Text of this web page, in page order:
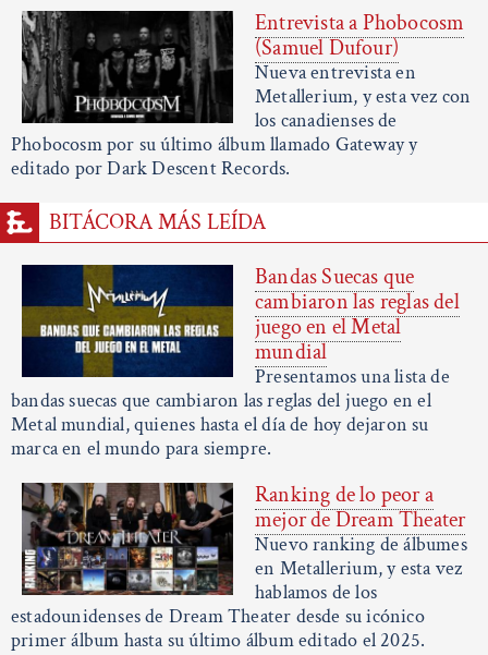
Entrevista a Phobocosm
(Samuel Dufour)
Nueva entrevista en
Metallerium, y esta vez con
los canadienses de
Phobocosm por su último álbum llamado Gateway y
editado por Dark Descent Records.
BITÁCORA MÁS LEÍDA
Bandas Suecas que
cambiaron las reglas del
juego en el Metal
mundial
Presentamos una lista de
bandas suecas que cambiaron las reglas del juego en el
Metal mundial, quienes hasta el día de hoy dejaron su
marca en el mundo para siempre.
Ranking de lo peor a
mejor de Dream Theater
Nuevo ranking de álbumes
en Metallerium, y esta vez
hablamos de los
estadounidenses de Dream Theater desde su icónico
primer álbum hasta su último álbum editado el 2025.